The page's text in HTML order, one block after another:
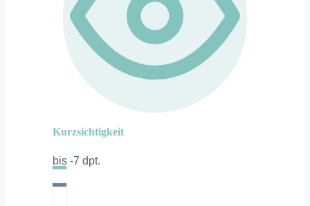
Kurzsichtigkeit
bis -7 dpt.